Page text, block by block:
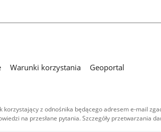
Warunki korzystania
Geoportal
z odnośnika będącego adresem e-mail
na przesłane pytania. Szczegóły przetwarzania